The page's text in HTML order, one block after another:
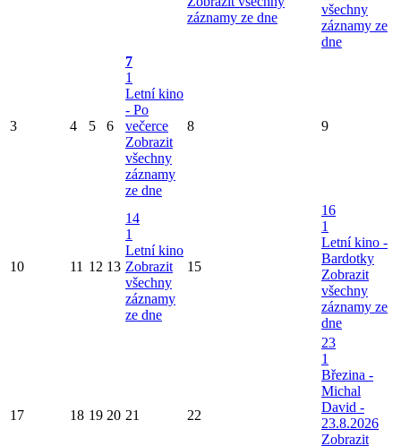
záznamy ze dne
všechny
záznamy ze
dne
3 4 5 6
7
1
Letní kino
- Po
večerce
Zobrazit
všechny
záznamy
ze dne
8 9
10 11 12 13
14
1
Letní kino
Zobrazit
všechny
záznamy
ze dne
15
16
1
Letní kino -
Bardotky
Zobrazit
všechny
záznamy ze
dne
17 18 19 20 21 22
23
1
Březina -
Michal
David -
23.8.2026
Zobrazit